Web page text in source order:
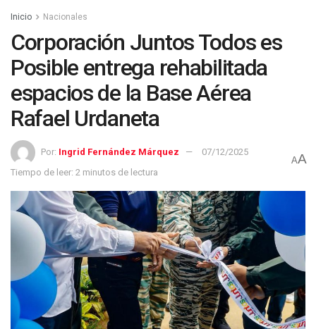
Inicio Nacionales
Corporación Juntos Todos es
Posible entrega rehabilitada
espacios de la Base Aérea
Rafael Urdaneta
Por: Ingrid Fernández Márquez
07/12/2025
Tiempo de leer: 2 minutos de lectura
AA